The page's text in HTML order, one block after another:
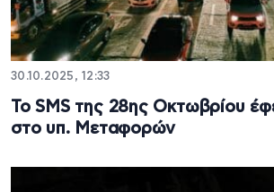
30.10.2025, 12:33
Το SMS της 28ης Οκτωβρίου
στο υπ. Μεταφορών